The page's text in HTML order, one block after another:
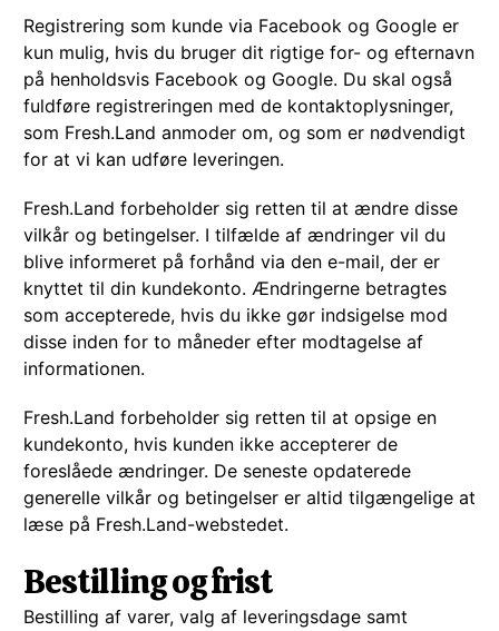
Registrering som kunde via Facebook og Google er
kun mulig, hvis du bruger dit rigtige for- og efternavn
på henholdsvis Facebook og Google. Du skal også
fuldføre registreringen med de kontaktoplysninger,
som Fresh.Land anmoder om, og som er nødvendigt
for at vi kan udføre leveringen.
Fresh.Land forbeholder sig retten til at ændre disse
vilkår og betingelser. I tilfælde af ændringer vil du
blive informeret på forhånd via den e-mail, der er
knyttet til din kundekonto. Ændringerne betragtes
som accepterede, hvis du ikke gør indsigelse mod
disse inden for to måneder efter modtagelse af
informationen.
Fresh.Land forbeholder sig retten til at opsige en
kundekonto, hvis kunden ikke accepterer de
foreslåede ændringer. De seneste opdaterede
generelle vilkår og betingelser er altid tilgængelige at
læse på Fresh.Land-webstedet.
Bestilling og frist
Bestilling af varer, valg af leveringsdage samt